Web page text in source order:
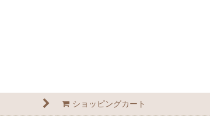
ショッピングカート